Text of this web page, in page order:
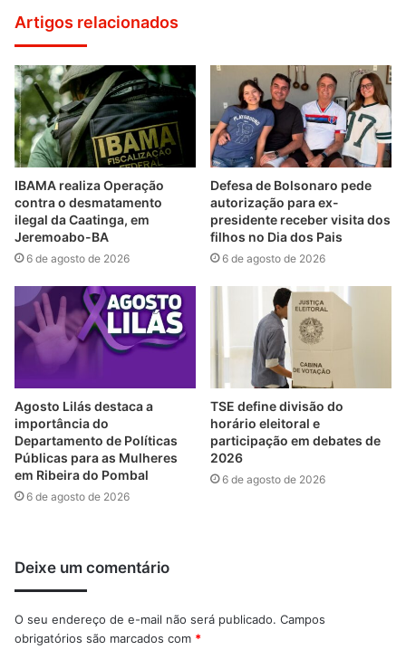
Artigos relacionados
IBAMA realiza Operação
contra o desmatamento
ilegal da Caatinga, em
Jeremoabo-BA
6 de agosto de 2026
Defesa de Bolsonaro pede
autorização para ex-
presidente receber visita dos
filhos no Dia dos Pais
6 de agosto de 2026
Agosto Lilás destaca a
importância do
Departamento de Políticas
Públicas para as Mulheres
em Ribeira do Pombal
6 de agosto de 2026
TSE define divisão do
horário eleitoral e
participação em debates de
2026
6 de agosto de 2026
Deixe um comentário
O seu endereço de e-mail não será publicado. Campos
obrigatórios são marcados com *